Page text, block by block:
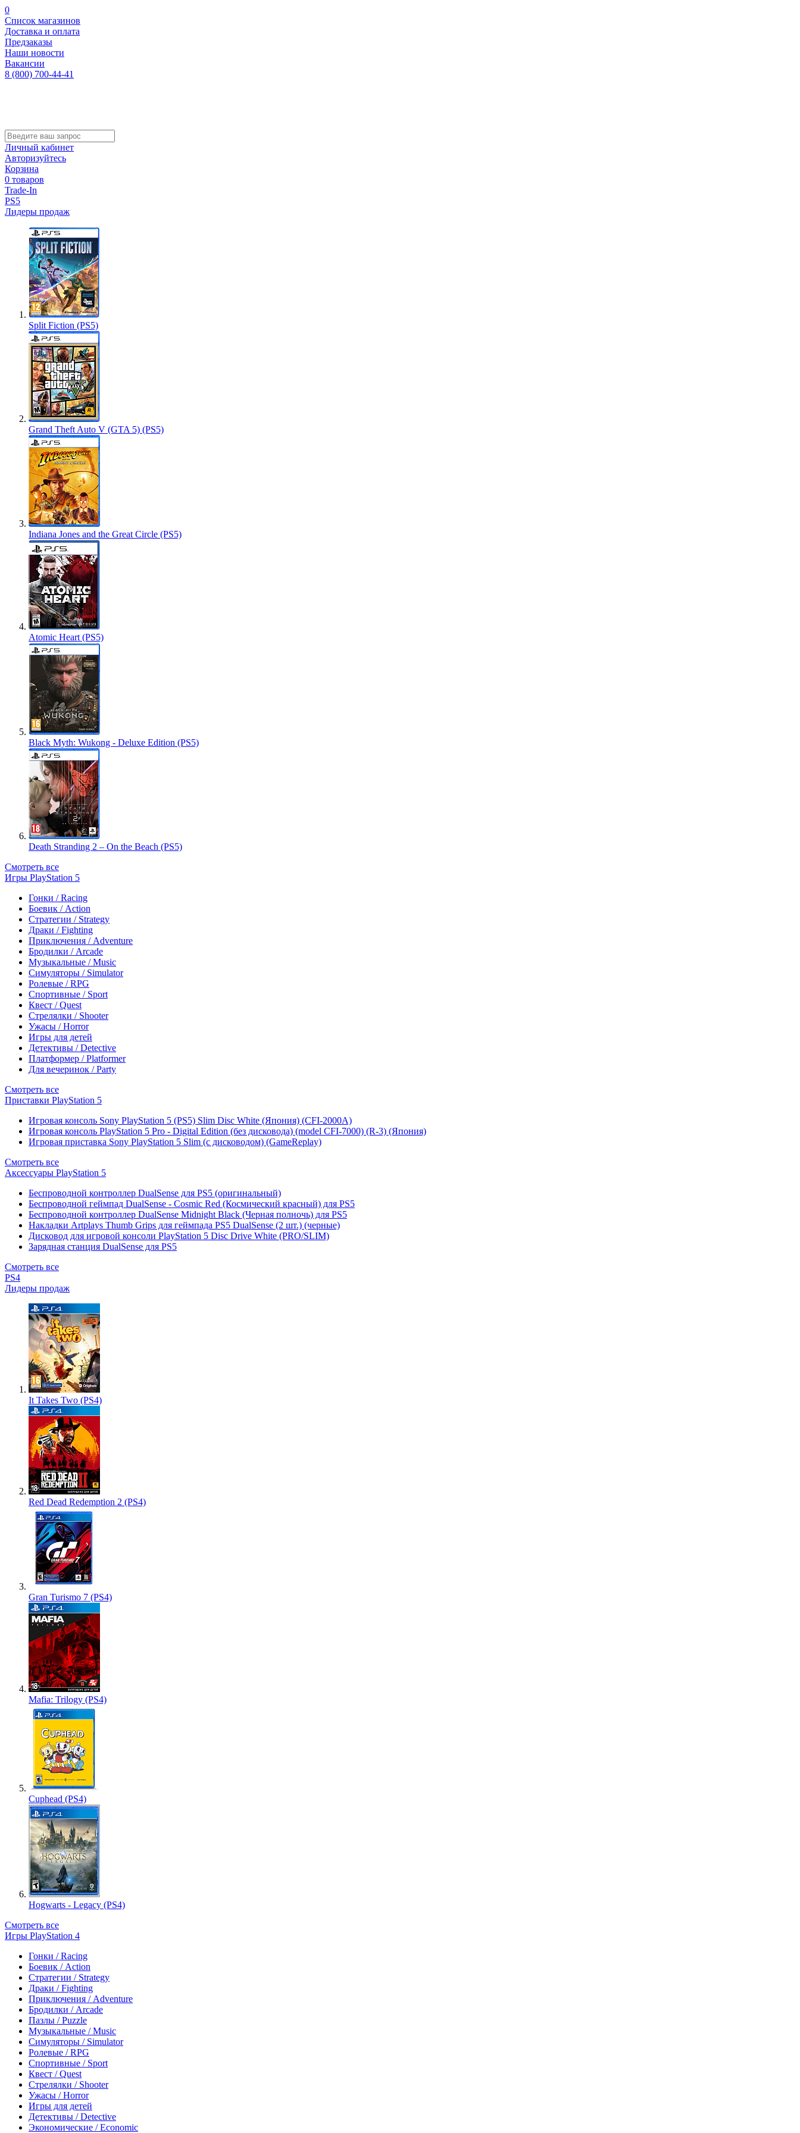
0
Список магазинов
Доставка и оплата
Предзаказы
Наши новости
Вакансии
8 (800) 700-44-41
Личный кабинет
Авторизуйтесь
Корзина
0 товаров
Trade-In
PS5
Лидеры продаж
Split Fiction (PS5)
Grand Theft Auto V (GTA 5) (PS5)
Indiana Jones and the Great Circle (PS5)
Atomic Heart (PS5)
Black Myth: Wukong - Deluxe Edition (PS5)
Death Stranding 2 – On the Beach (PS5)
Смотреть все
Игры PlayStation 5
Гонки / Racing
Боевик / Action
Стратегии / Strategy
Драки / Fighting
Приключения / Adventure
Бродилки / Arcade
Музыкальные / Music
Симуляторы / Simulator
Ролевые / RPG
Спортивные / Sport
Квест / Quest
Стрелялки / Shooter
Ужасы / Horror
Игры для детей
Детективы / Detective
Платформер / Platformer
Для вечеринок / Party
Смотреть все
Приставки PlayStation 5
Игровая консоль Sony PlayStation 5 (PS5) Slim Disc White (Япония) (CFI-2000A)
Игровая консоль PlayStation 5 Pro - Digital Edition (без дисковода) (model CFI-7000) (R-3) (Япония)
Игровая приставка Sony PlayStation 5 Slim (с дисководом) (GameReplay)
Смотреть все
Аксессуары PlayStation 5
Беспроводной контроллер DualSense для PS5 (оригинальный)
Беспроводной геймпад DualSense - Cosmic Red (Космический красный) для PS5
Беспроводной контроллер DualSense Midnight Black (Черная полночь) для PS5
Накладки Artplays Thumb Grips для геймпада PS5 DualSense (2 шт.) (черные)
Дисковод для игровой консоли PlayStation 5 Disc Drive White (PRO/SLIM)
Зарядная станция DualSense для PS5
Смотреть все
PS4
Лидеры продаж
It Takes Two (PS4)
Red Dead Redemption 2 (PS4)
Gran Turismo 7 (PS4)
Mafia: Trilogy (PS4)
Cuphead (PS4)
Hogwarts - Legacy (PS4)
Смотреть все
Игры PlayStation 4
Гонки / Racing
Боевик / Action
Стратегии / Strategy
Драки / Fighting
Приключения / Adventure
Бродилки / Arcade
Пазлы / Puzzle
Музыкальные / Music
Симуляторы / Simulator
Ролевые / RPG
Спортивные / Sport
Квест / Quest
Стрелялки / Shooter
Ужасы / Horror
Игры для детей
Детективы / Detective
Экономические / Economic